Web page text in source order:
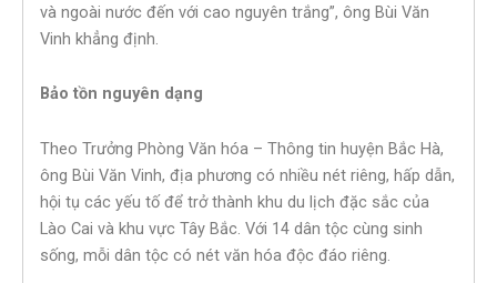
và ngoài nước đến với cao nguyên trắng”, ông Bùi Văn
Vinh khẳng định.
Bảo tồn nguyên dạng
Theo Trưởng Phòng Văn hóa – Thông tin huyện Bắc Hà,
ông Bùi Văn Vinh, địa phương có nhiều nét riêng, hấp dẫn,
hội tụ các yếu tố để trở thành khu du lịch đặc sắc của
Lào Cai và khu vực Tây Bắc. Với 14 dân tộc cùng sinh
sống, mỗi dân tộc có nét văn hóa độc đáo riêng.